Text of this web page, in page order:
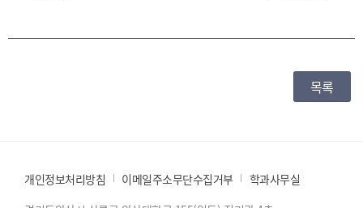
목록
개인정보처리방침 이메일주소무단수집거부
학과사무실